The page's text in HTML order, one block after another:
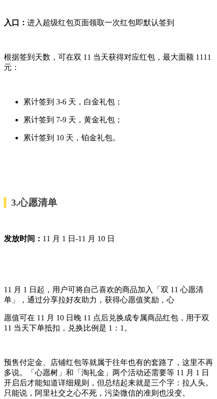
入口： 进入超级红包页面领取一次红包即默认签到
根据签到天数，可在双 11 当天获得对应红包，最大面额 1111
元：
累计签到 3-6 天，白金礼包；
累计签到 7-9 天，黄金礼包；
累计签到 10 天，铂金礼包。
3.心愿清单
发放时间： 11 月 1 日-11 月 10 日
11 月 1 日起，用户可将自己喜欢的商品加入「双 11 心愿清
单」，通过分享拉好友助力，获得心愿值奖励，心
愿值可在 11 月 10 日晚 11 点后兑换成专属商品红包，用于双
11 当天下单抵扣，兑换比例是 1：1。
预售付定金、店铺红包等就属于往年也有的套路了，这里不再
多说。「心愿树」和「淘礼金」两个活动还需要等 11 月 1 日
开启后才能知道详细规则，但总结起来就是三个字：拉人头。
只能说，阿里社交之心不死，污染微信的准则也没变。